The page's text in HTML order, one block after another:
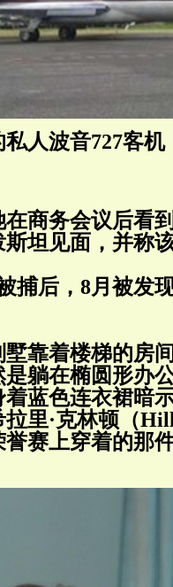
私人波音727客机
商务会议后看
坦见面，并称
捕后， 8月被发
靠着楼梯的房
躺在椭圆形办
蓝色连衣裙暗
里·克林顿（
赛上穿着的那